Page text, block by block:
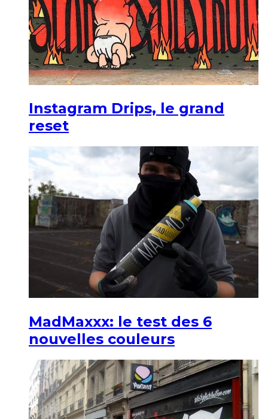
Instagram Drips, le grand
reset
MadMaxxx: le test des 6
nouvelles couleurs